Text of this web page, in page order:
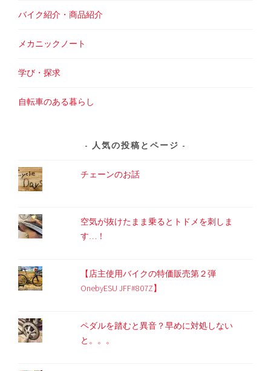
バイク紹介・商品紹介
メカニックノート
学び・探求
自転車のある暮らし
人気の投稿とページ
チェーンのお話
空気が抜けたまま乗るとトドメを刺しま
す…！
【店主使用バイクの特価販売第２弾
OnebyESU JFF#807Z】
ペダルを踏むと異音？早めに対処しない
と。。。